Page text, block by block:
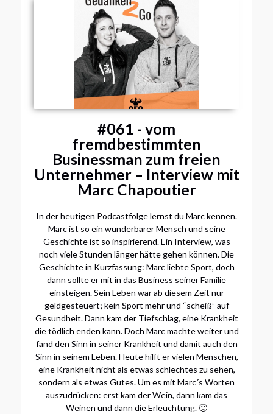
#061 - vom
fremdbestimmten
Businessman zum freien
Unternehmer – Interview mit
Marc Chapoutier
In der heutigen Podcastfolge lernst du Marc kennen.
Marc ist so ein wunderbarer Mensch und seine
Geschichte ist so inspirierend. Ein Interview, was
noch viele Stunden länger hätte gehen können. Die
Geschichte in Kurzfassung: Marc liebte Sport, doch
dann sollte er mit in das Business seiner Familie
einsteigen. Sein Leben war ab diesem Zeit nur
geldgesteuert; kein Sport mehr und “scheiß” auf
Gesundheit. Dann kam der Tiefschlag, eine Krankheit
die tödlich enden kann. Doch Marc machte weiter und
fand den Sinn in seiner Krankheit und damit auch den
Sinn in seinem Leben. Heute hilft er vielen Menschen,
eine Krankheit nicht als etwas schlechtes zu sehen,
sondern als etwas Gutes. Um es mit Marc´s Worten
auszudrücken: erst kam der Wein, dann kam das
Weinen und dann die Erleuchtung. 🙂